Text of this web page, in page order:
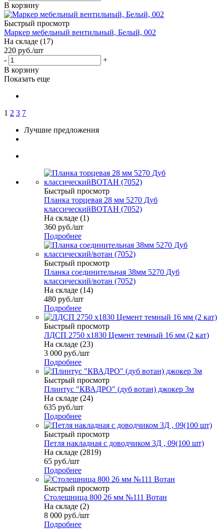
В корзину
Быстрый просмотр
Маркер мебельный вентильный, Белый, 002
На складе (17)
220 руб./шт
-
+
В корзину
Показать еще
1 2 3 7
Лучшие предложения
Быстрый просмотр
Планка торцевая 28 мм 5270 Дуб
классическийВОТАН (7052)
На складе (1)
360 руб./шт
Подробнее
Быстрый просмотр
Планка соединительная 38мм 5270 Дуб
классический/вотан (7052)
На складе (14)
480 руб./шт
Подробнее
Быстрый просмотр
ЛДСП 2750 х1830 Цемент темный 16 мм (2 кат)
На складе (23)
3 000 руб./шт
Подробнее
Быстрый просмотр
Плинтус "КВАДРО" (дуб вотан) джокер 3м
На складе (24)
635 руб./шт
Подробнее
Быстрый просмотр
Петля накладная с доводчиком 3Д , 09(100 шт)
На складе (2819)
65 руб./шт
Подробнее
Быстрый просмотр
Столешница 800 26 мм №111 Вотан
На складе (2)
8 000 руб./шт
Подробнее